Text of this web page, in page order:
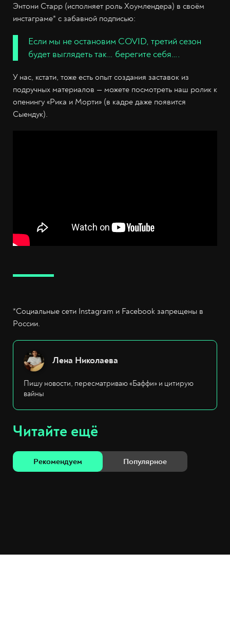
Энтони Старр (исполняет роль Хоумлендера) в своём
инстаграме* с забавной подписью:
Если мы не остановим COVID, третий сезон
будет выглядеть так… берегите себя….
У нас, кстати, тоже есть опыт создания заставок из
подручных материалов — можете посмотреть наш ролик к
опенингу «Рика и Морти» (в кадре даже появится
Сыендук).
*Социальные сети Instagram и Facebook запрещены в
России.
Лена Николаева
Пишу новости, пересматриваю «Баффи» и цитирую
вайны
Читайте ещё
Рекомендуем Популярное